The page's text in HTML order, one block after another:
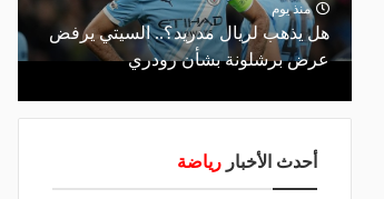
منذ يوم
هل يذهب لريال مدريد؟.. السيتي يرفض
عرض برشلونة بشأن رودري
أحدث الأخبار رياضة